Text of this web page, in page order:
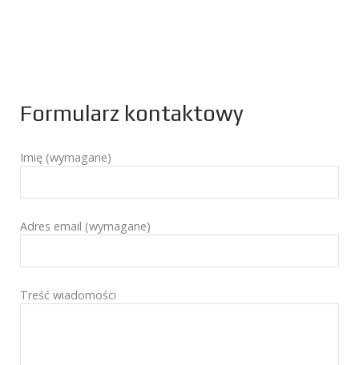
Formularz kontaktowy
Imię (wymagane)
Adres email (wymagane)
Treść wiadomości